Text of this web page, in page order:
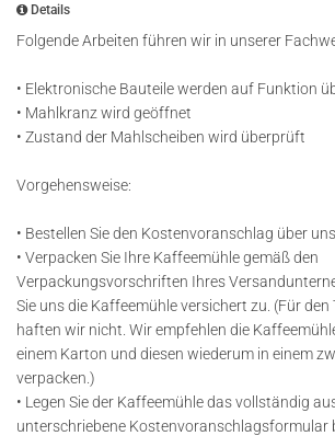
Details
Folgende Arbeiten führen wir in unserer
• Elektronische Bauteile werden auf Funktion
• Mahlkranz wird geöffnet
• Zustand der Mahlscheiben wird überprüft
Vorgehensweise:
• Bestellen Sie den Kostenvoranschlag über
• Verpacken Sie Ihre Kaffeemühle gemäß den
Verpackungsvorschriften Ihres
Sie uns die Kaffeemühle versichert zu. (Für
haften wir nicht. Wir empfehlen die
einem Karton und diesen wiederum in einem
verpacken.)
• Legen Sie der Kaffeemühle das vollständig
unterschriebene Kostenvoranschlagsformular